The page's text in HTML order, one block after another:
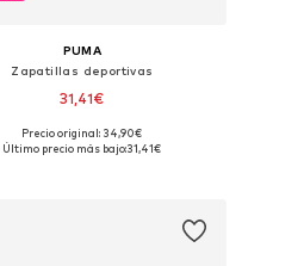
PUMA
Zapatillas deportivas
31,41€
Disponible en muchas tallas
Precio original: 34,90€
Último precio más bajo:31,41€